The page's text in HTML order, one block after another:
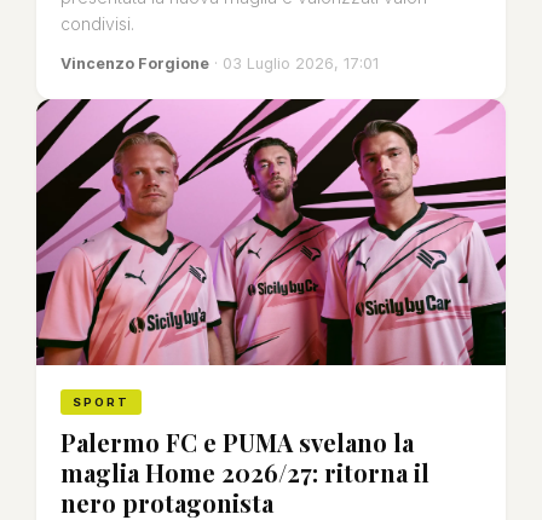
condivisi.
Vincenzo Forgione · 03 Luglio 2026, 17:01
SPORT
Palermo FC e PUMA svelano la
maglia Home 2026/27: ritorna il
nero protagonista